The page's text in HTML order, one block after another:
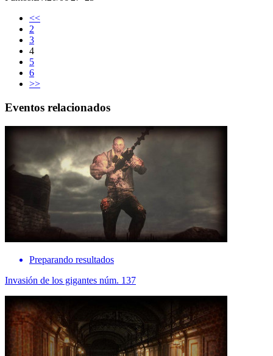
<<
2
3
4
5
6
>>
Eventos relacionados
Preparando resultados
Invasión de los gigantes núm. 137